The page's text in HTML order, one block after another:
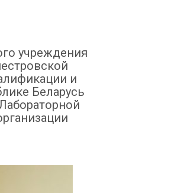
учреждения
и
Беларусь